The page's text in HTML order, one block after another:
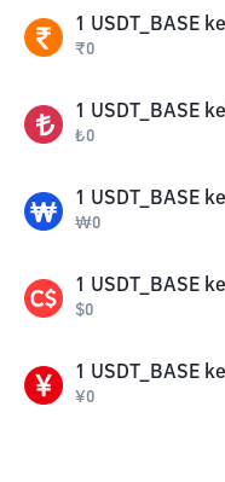
1 USDT_BASE ke
₹0
1 USDT_BASE ke
₺0
1 USDT_BASE ke
₩0
1 USDT_BASE ke
$0
1 USDT_BASE ke
¥0